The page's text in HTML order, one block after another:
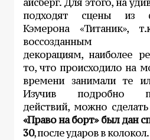
подходят сцены из
Кэмерона «Титаник»,
воссозданным
декорациям, наиболее
то, что происходило на
времени занимали те
Изучив подробно
действий, можно
«Право на борт» был дан
30, после ударов в колокол.